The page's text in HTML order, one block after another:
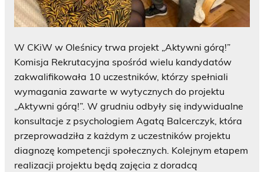
W CKiW w Oleśnicy trwa projekt „Aktywni górą!”
Komisja Rekrutacyjna spośród wielu kandydatów
zakwalifikowała 10 uczestników, którzy spełniali
wymagania zawarte w wytycznych do projektu
„Aktywni górą!”. W grudniu odbyły się indywidualne
konsultacje z psychologiem Agatą Balcerczyk, która
przeprowadziła z każdym z uczestników projektu
diagnozę kompetencji społecznych. Kolejnym etapem
realizacji projektu będą zajęcia z doradcą